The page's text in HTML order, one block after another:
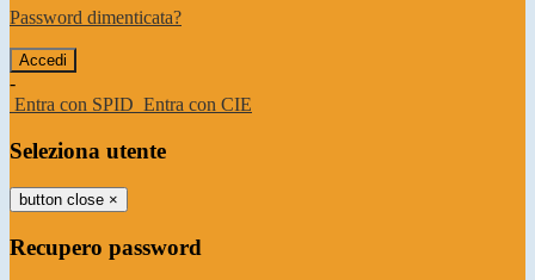
Password dimenticata?
-
Entra con SPID Entra con CIE
Seleziona utente
button close ×
Recupero password